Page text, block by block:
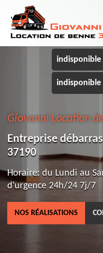
indisponible
indisponible
Giovanni Location
Entreprise
37190
Horaire: du Lundi au
d'urgence 24h/24 7j/7
NOS RÉALISATIONS